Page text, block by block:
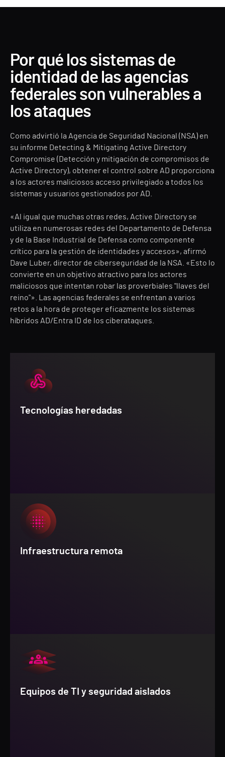
Por qué los sistemas de
identidad de las agencias
federales son vulnerables a
los ataques
Como advirtió la Agencia de Seguridad Nacional (NSA) en
su informe Detecting & Mitigating Active Directory
Compromise (Detección y mitigación de compromisos de
Active Directory), obtener el control sobre AD proporciona
a los actores maliciosos acceso privilegiado a todos los
sistemas y usuarios gestionados por AD.
«Al igual que muchas otras redes, Active Directory se
utiliza en numerosas redes del Departamento de Defensa
y de la Base Industrial de Defensa como componente
crítico para la gestión de identidades y accesos», afirmó
Dave Luber, director de ciberseguridad de la NSA. «Esto lo
convierte en un objetivo atractivo para los actores
maliciosos que intentan robar las proverbiales "llaves del
reino"». Las agencias federales se enfrentan a varios
retos a la hora de proteger eficazmente los sistemas
híbridos AD/Entra ID de los ciberataques.
Tecnologías heredadas
Infraestructura remota
Equipos de TI y seguridad aislados